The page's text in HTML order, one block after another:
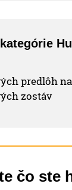
predlôh
zostáv
čo ste